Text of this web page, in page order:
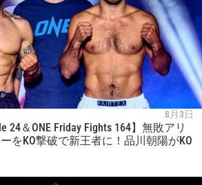
8月3日
24＆ONE Friday Fights 164】無敗アリ
をKO撃破で新王者に！品川朝陽がKO
ライトを見る
購読
信することにより、お客様は当
ーポリシー に基づく情報の収集、
に同意したことになります。お客
信を停止することができます。